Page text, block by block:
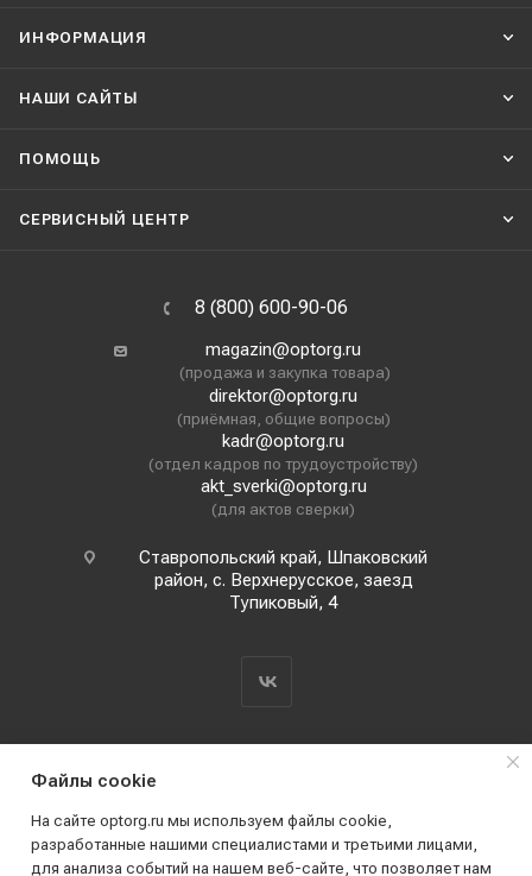
ИНФОРМАЦИЯ
НАШИ CАЙТЫ
ПОМОЩЬ
СЕРВИСНЫЙ ЦЕНТР
8 (800) 600-90-06
magazin@optorg.ru
(продажа и закупка товара)
direktor@optorg.ru
(приёмная, общие вопросы)
kadr@optorg.ru
(отдел кадров по трудоустройству)
akt_sverki@optorg.ru
(для актов сверки)
Ставропольский край, Шпаковский
район, с. Верхнерусское, заезд
Тупиковый, 4
Файлы cookie
На сайте optorg.ru мы используем файлы cookie,
разработанные нашими специалистами и третьими лицами,
для анализа событий на нашем веб-сайте, что позволяет нам